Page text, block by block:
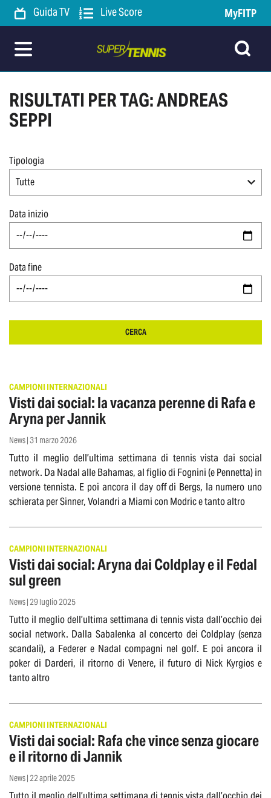
Guida TV Live Score MyFITP
RISULTATI PER TAG: ANDREAS
SEPPI
Tipologia
Tutte
Data inizio
Data fine
CERCA
CAMPIONI INTERNAZIONALI
Visti dai social: la vacanza perenne di Rafa e
Aryna per Jannik
News | 31 marzo 2026
Tutto il meglio dell’ultima settimana di tennis vista dai social
network. Da Nadal alle Bahamas, al figlio di Fognini (e Pennetta) in
versione tennista. E poi ancora il day off di Bergs, la numero uno
schierata per Sinner, Volandri a Miami con Modric e tanto altro
CAMPIONI INTERNAZIONALI
Visti dai social: Aryna dai Coldplay e il Fedal
sul green
News | 29 luglio 2025
Tutto il meglio dell’ultima settimana di tennis vista dall’occhio dei
social network. Dalla Sabalenka al concerto dei Coldplay (senza
scandali), a Federer e Nadal compagni nel golf. E poi ancora il
poker di Darderi, il ritorno di Venere, il futuro di Nick Kyrgios e
tanto altro
CAMPIONI INTERNAZIONALI
Visti dai social: Rafa che vince senza giocare
e il ritorno di Jannik
News | 22 aprile 2025